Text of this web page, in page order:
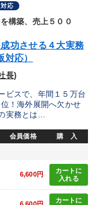
応
構築、売上５００
功させる４大実務
応）
長)
ビスで、年間１５万台
！海外展開へ欠かせ
実務とは...
会員価格 購 入
6,600円
カートに
入れる
カートに